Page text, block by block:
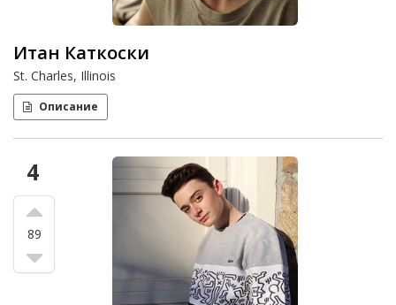
Итан Каткоски
St. Charles, Illinois
Описание
4
89